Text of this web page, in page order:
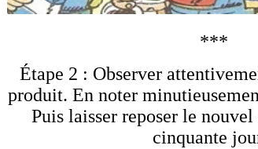
***
Étape 2 : Observer
produit. En noter
Puis laisser reposer le
cinquante